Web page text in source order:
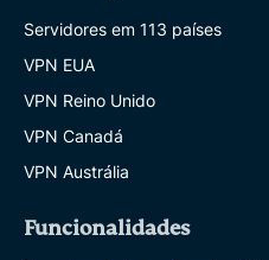
Servidores em 113 países
VPN EUA
VPN Reino Unido
VPN Canadá
VPN Austrália
Funcionalidades